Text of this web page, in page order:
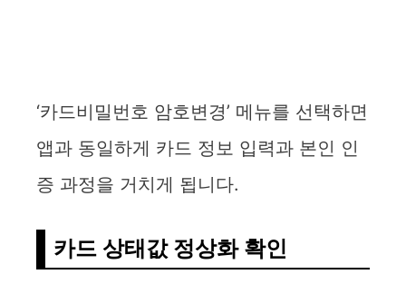
‘카드비밀번호 암호변경’ 메뉴를 선택하면
앱과 동일하게 카드 정보 입력과 본인 인
증 과정을 거치게 됩니다.
카드 상태값 정상화 확인